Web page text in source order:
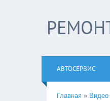
АВТОСЕРВИС
Главная » Видео